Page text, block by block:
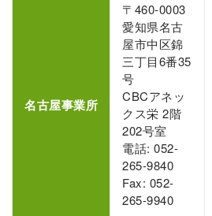
名古屋事業所
〒460-0003
愛知県名古
屋市中区錦
三丁目6番35
号
CBCアネッ
クス栄 2階
202号室
電話: 052-
265-9840
Fax: 052-
265-9940